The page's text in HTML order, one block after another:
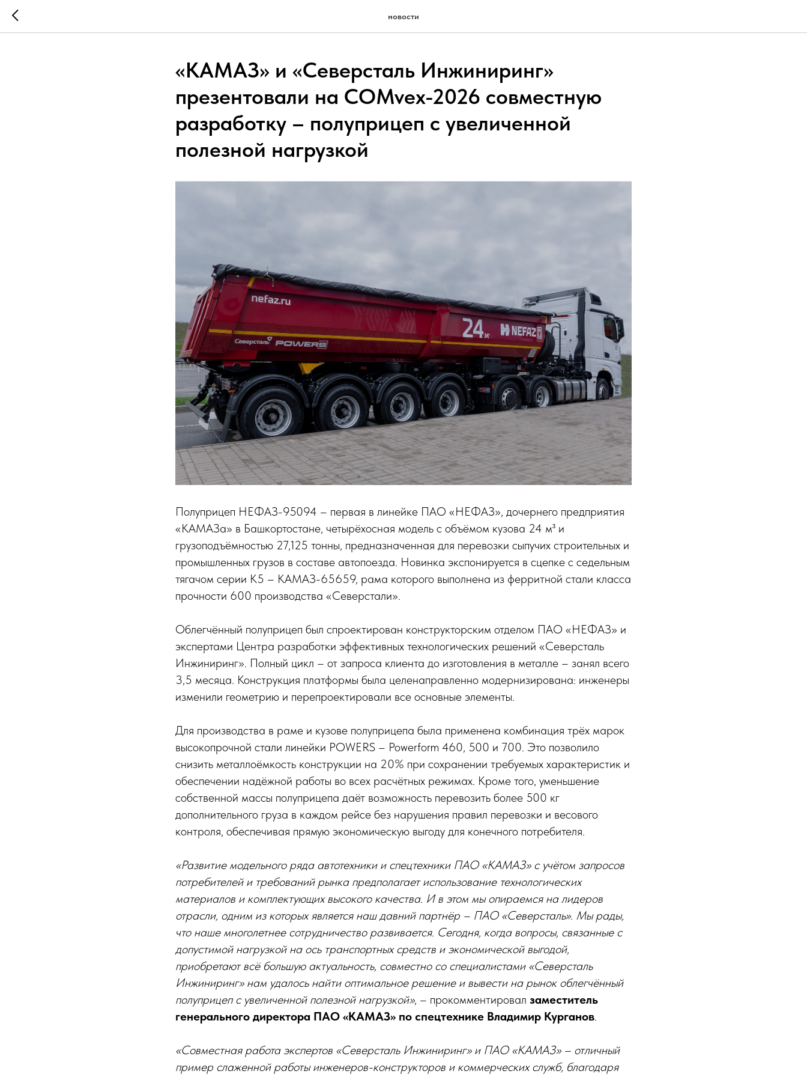
новости
«КАМАЗ» и «Северсталь Инжиниринг»
презентовали на COMvex-2026 совместную
разработку – полуприцеп с увеличенной
полезной нагрузкой
Полуприцеп НЕФАЗ-95094 – первая в линейке ПАО «НЕФАЗ», дочернего предприятия
«КАМАЗа» в Башкортостане, четырёхосная модель с объёмом кузова 24 м³ и
грузоподъёмностью 27,125 тонны, предназначенная для перевозки сыпучих строительных и
промышленных грузов в составе автопоезда. Новинка экспонируется в сцепке с седельным
тягачом серии К5 – КАМАЗ-65659, рама которого выполнена из ферритной стали класса
прочности 600 производства «Северстали».
Облегчённый полуприцеп был спроектирован конструкторским отделом ПАО «НЕФАЗ» и
экспертами Центра разработки эффективных технологических решений «Северсталь
Инжиниринг». Полный цикл – от запроса клиента до изготовления в металле – занял всего
3,5 месяца. Конструкция платформы была целенаправленно модернизирована: инженеры
изменили геометрию и перепроектировали все основные элементы.
Для производства в раме и кузове полуприцепа была применена комбинация трёх марок
высокопрочной стали линейки POWERS – Powerform 460, 500 и 700. Это позволило
снизить металлоёмкость конструкции на 20% при сохранении требуемых характеристик и
обеспечении надёжной работы во всех расчётных режимах. Кроме того, уменьшение
собственной массы полуприцепа даёт возможность перевозить более 500 кг
дополнительного груза в каждом рейсе без нарушения правил перевозки и весового
контроля, обеспечивая прямую экономическую выгоду для конечного потребителя.
«Развитие модельного ряда автотехники и спецтехники ПАО «КАМАЗ» с учётом запросов
потребителей и требований рынка предполагает использование технологических
материалов и комплектующих высокого качества. И в этом мы опираемся на лидеров
отрасли, одним из которых является наш давний партнёр – ПАО «Северсталь». Мы рады,
что наше многолетнее сотрудничество развивается. Сегодня, когда вопросы, связанные с
допустимой нагрузкой на ось транспортных средств и экономической выгодой,
приобретают всё большую актуальность, совместно со специалистами «Северсталь
Инжиниринг» нам удалось найти оптимальное решение и вывести на рынок облегчённый
полуприцеп с увеличенной полезной нагрузкой», – прокомментировал заместитель
генерального директора ПАО «КАМАЗ» по спецтехнике Владимир Курганов.
«Совместная работа экспертов «Северсталь Инжиниринг» и ПАО «КАМАЗ» – отличный
пример слаженной работы инженеров-конструкторов и коммерческих служб, благодаря